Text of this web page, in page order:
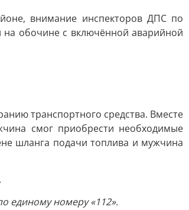
внимание инспекторов ДПС по
обочине с включённой аварийной
транспортного средства. Вместе
смог приобрести необходимые
шланга подачи топлива и мужчина
единому номеру «112».